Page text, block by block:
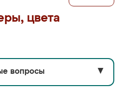
цвета
вопросы ▼